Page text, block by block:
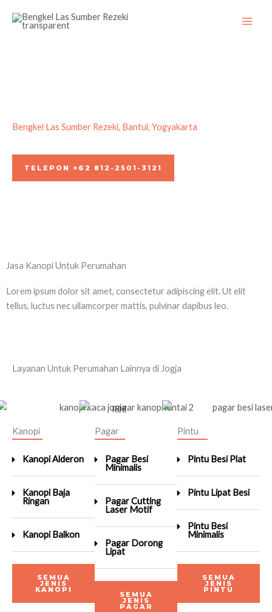
Bengkel Las Sumber Rezeki, Bantul, Yogyakarta
TELEPON +62 812-2501-3121
Jasa Kanopi Untuk Perumahan
Lorem ipsum dolor sit amet, consectetur adipiscing elit. Ut elit
tellus, luctus nec ullamcorper mattis, pulvinar dapibus leo.
Layanan Untuk Perumahan Lainnya di Jogja
Kanopi
Kanopi Alderon
Kanopi Baja
Ringan
Kanopi Balkon
SEMUA
JENIS
KANOPI
Pagar
Pagar Besi
Minimalis
Pagar Cutting
Laser Motif
Pagar Dorong
Lipat
SEMUA
JENIS
PAGAR
Pintu
Pintu Besi Plat
Pintu Lipat Besi
Pintu Besi
Minimalis
SEMUA
JENIS
PINTU